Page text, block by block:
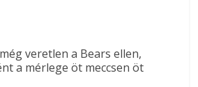
veretlen a Bears ellen,
a mérlege öt meccsen öt